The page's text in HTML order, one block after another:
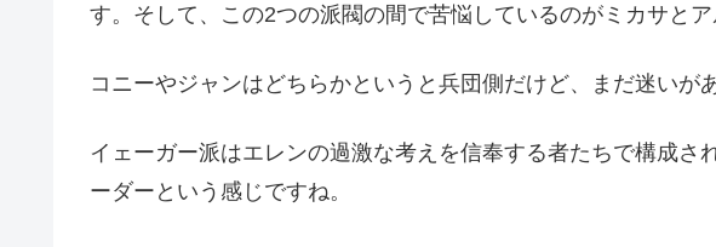
す。そして、この2つの派閥の間で苦悩しているのがミカサとア
コニーやジャンはどちらかというと兵団側だけど、まだ迷いが
イェーガー派はエレンの過激な考えを信奉する者たちで構成さ
ーダーという感じですね。